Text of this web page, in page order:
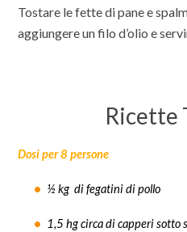
Tostare le fette di pane e
aggiungere un filo d’olio e
Ricette
Dosi per 8 persone
½ kg di fegatini di pollo
1,5 hg circa di capperi sotto